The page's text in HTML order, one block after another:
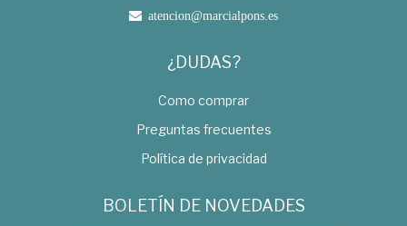
atencion@marcialpons.es
¿DUDAS?
Como comprar
Preguntas frecuentes
Política de privacidad
BOLETÍN DE NOVEDADES